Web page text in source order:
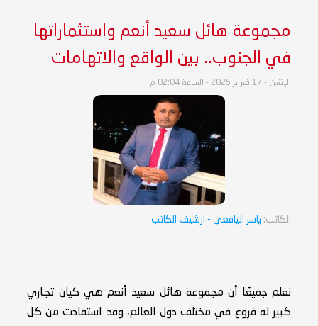
مجموعة هائل سعيد أنعم واستثماراتها
في الجنوب.. بين الواقع والاتهامات
الإثنين - 17 فبراير 2025 - الساعة 02:04 م
الكاتب: ياسر اليافعي - ارشيف الكاتب
نعلم جميعًا أن مجموعة هائل سعيد أنعم هي كيان تجاري
كبير له فروع في مختلف دول العالم، وقد استفادت من كل